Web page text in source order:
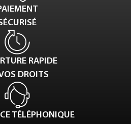
RAPIDE
DROITS
TÉLÉPHONIQUE